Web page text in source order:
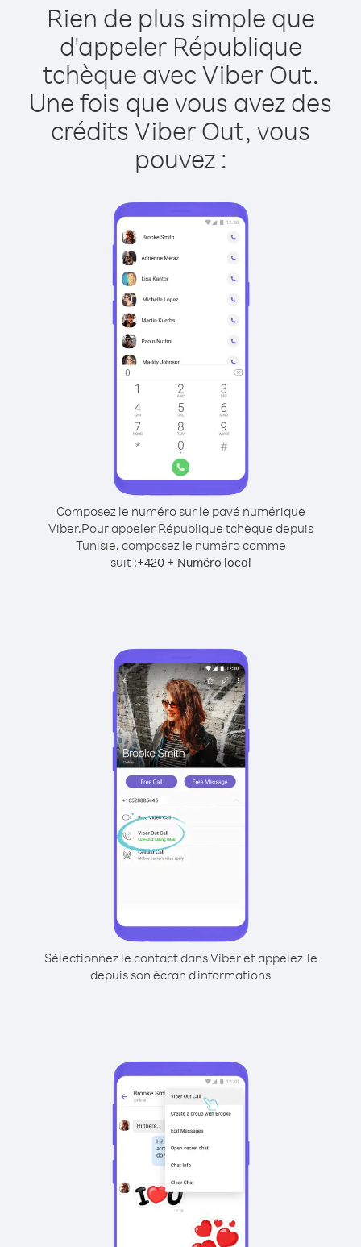
Rien de plus simple que
d'appeler République
tchèque avec Viber Out.
Une fois que vous avez des
crédits Viber Out, vous
pouvez :
Composez le numéro sur le pavé numérique
Viber.Pour appeler République tchèque depuis
Tunisie, composez le numéro comme
suit :+420+ Numéro local
Sélectionnez le contact dans Viber et appelez-le
depuis son écran d'informations